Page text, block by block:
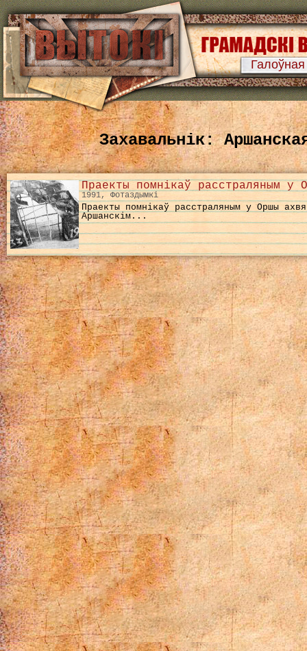
Галоўная
Захавальнік:
Праекты помнікаў расстраляным у
1991, Фотаздымкі
Праекты помнікаў расстраляным у Оршы
Аршанскім...